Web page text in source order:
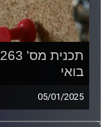
בואי
05/01/2025
קלאסיקות רוק עם